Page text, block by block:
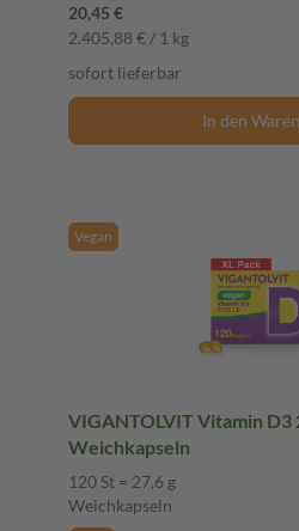
20,45 €
2.405,88 € / 1 kg
sofort lieferbar
In den
Vegan
VIGANTOLVIT Vitamin D3
Weichkapseln
120 St = 27,6 g
Weichkapseln